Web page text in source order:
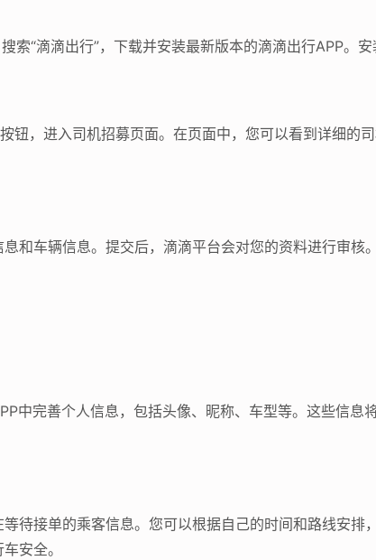
“滴滴出行”，下载并安装最新版本的滴滴出行APP。安
钮，进入司机招募页面。在页面中，您可以看到详细的
和车辆信息。提交后，滴滴平台会对您的资料进行审核
中完善个人信息，包括头像、昵称、车型等。这些信息
待接单的乘客信息。您可以根据自己的时间和路线安排
安全。